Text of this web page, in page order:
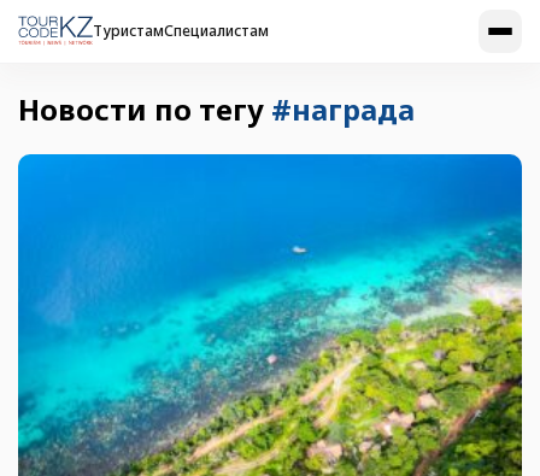
ТуристамСпециалистам
Новости по тегу #награда